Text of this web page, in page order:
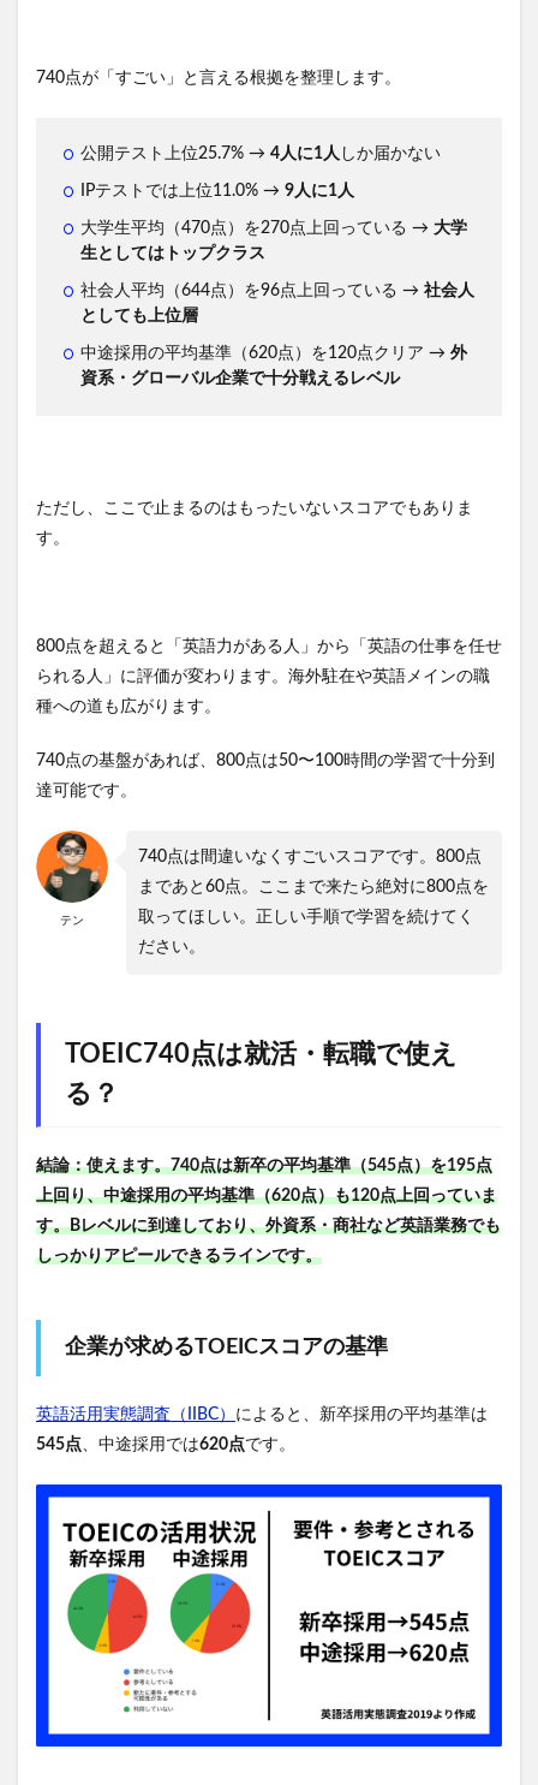
740点が「すごい」と言える根拠を整理します。
公開テスト上位25.7% → 4人に1人 しか届かない
IPテストでは上位11.0% → 9人に1人
大学生平均（470点）を270点上回っている → 大学
生としてはトップクラス
社会人平均（644点）を96点上回っている → 社会人
としても上位層
中途採用の平均基準（620点）を120点クリア → 外
資系・グローバル企業で十分戦えるレベル
ただし、ここで止まるのはもったいないスコアでもありま
す。
800点を超えると「英語力がある人」から「英語の仕事を任せ
られる人」に評価が変わります。海外駐在や英語メインの職
種への道も広がります。
740点の基盤があれば、800点は50〜100時間の学習で十分到
達可能です。
テン
740点は間違いなくすごいスコアです。800点
まであと60点。ここまで来たら絶対に800点を
取ってほしい。正しい手順で学習を続けてく
ださい。
TOEIC740点は就活・転職で使え
る？
結論：使えます。740点は新卒の平均基準（545点）を195点
上回り、中途採用の平均基準（620点）も120点上回っていま
す。Bレベルに到達しており、外資系・商社など英語業務でも
しっかりアピールできるラインです。
企業が求めるTOEICスコアの基準
英語活用実態調査（IIBC） によると、新卒採用の平均基準は
545点、中途採用では620点です。